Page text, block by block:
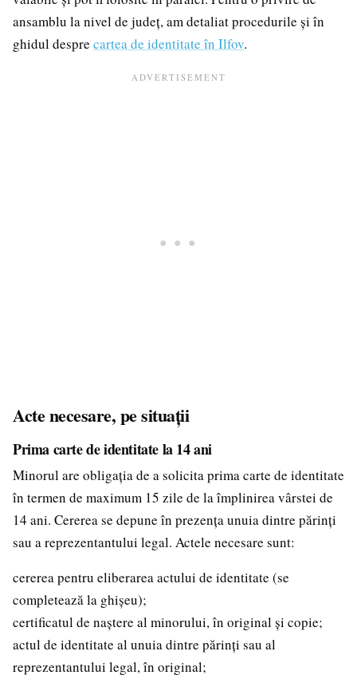
ansamblu la nivel de județ, am detaliat procedurile și în
ghidul despre cartea de identitate în Ilfov.
Acte necesare, pe situații
Prima carte de identitate la 14 ani
Minorul are obligația de a solicita prima carte de identitate
în termen de maximum 15 zile de la împlinirea vârstei de
14 ani. Cererea se depune în prezența unuia dintre părinți
sau a reprezentantului legal. Actele necesare sunt:
cererea pentru eliberarea actului de identitate (se
completează la ghișeu);
certificatul de naștere al minorului, în original și copie;
actul de identitate al unuia dintre părinți sau al
reprezentantului legal, în original;